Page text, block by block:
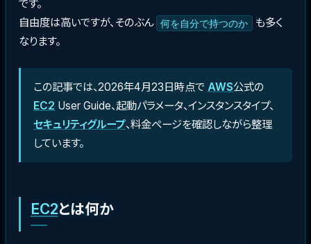
です。
自由度は高いですが、そのぶん 何を自分で持つのか
も多く
なります。
この記事では、2026年4月23日時点で AWS公式の
EC2 User Guide、起動パラメータ、インスタンスタイプ、
セキュリティグループ、料金ページを確認しながら整理
しています。
EC2とは何か